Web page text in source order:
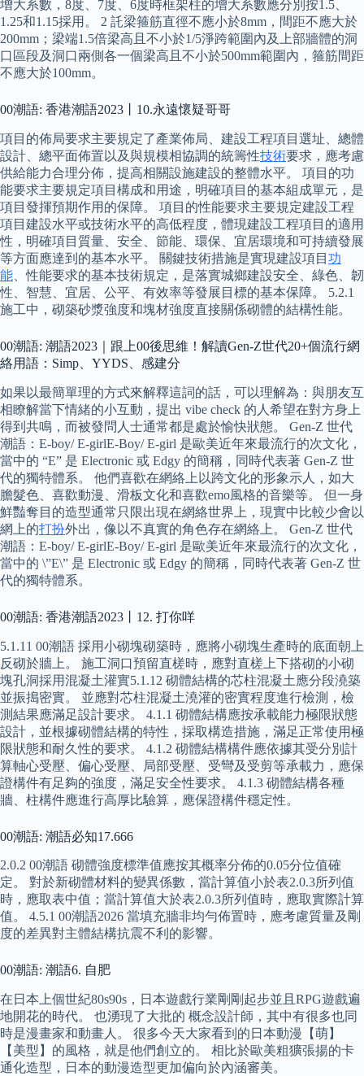
增大系數，8度、7度、6度時框架柱的增大系數應分別按1.5、
1.25和1.15採用。 2 託梁箍筋直徑不應小於8mm，間距不應大於
200mm；梁端1.5倍梁高且不小於1/5淨跨範圍內及上部牆體的洞
口區段及洞口兩側各一個梁高且不小於500mm範圍內，箍筋間距
不應大於100mm。
00潮語: 香港潮語2023丨10.永遠懷疑哥哥
項目的佈局要求主要規定了產業佈局、建設工程項目選址、總體
設計、總平面佈置以及與規模相協調的統籌性技術要求，應考慮
供給能力合理分佈，提高相關設施建設的整體水平。 項目的功
能要求主要規定項目構成和用途，明確項目的基本組成單元，是
項目發揮預期作用的保障。 項目的性能要求主要規定建設工程
項目建設水平或技術水平的高低程度，體現建設工程項目的適用
性，明確項目質量、安全、節能、環保、宜居環境和可持續發展
等方面應達到的基本水平。 關鍵技術措施是實現建設項目 功
能 、性能要求的基本技術規定，是落實城鄉建設安全、綠色、韌
性、智慧、宜居、公平、有效率等發展目標的基本保障。 5.2.1
施工中，砌築砂漿強度和塊材強度直接關係砌體的結構性能。
00潮語: 潮語2023｜跟上00後思維！解讀Gen-Z世代20+個流行網
絡用語：Simp、YYDS、感建分
如果以最簡單理的方式來解釋這詞的話，可以理解為：與朋友互
相瞭解當下情緒的小互動，提出 vibe check 的人希望在對方身上
得到共鳴，而被發問人士通常都是處於愉快狀態。 Gen-Z 世代
潮語：E-boy/ E-girlE-Boy/ E-girl 是歐美近年來最流行的次文化，
當中的 “E” 是 Electronic 或 Edgy 的簡稱，同時代表著 Gen-Z 世
代的獨特體系。 他們喜歡在網絡上以跨文化的形象示人，如大
膽髮色、喜歡動漫、滑板文化和喜歡emo風格的音樂等。 但一身
鮮豔奪目的造型通常只限出現在網絡世界上，現實中比較少會以
網上的打扮外出，像以不真實的角色存在網絡上。 Gen-Z 世代
潮語：E-boy/ E-girlE-Boy/ E-girl 是歐美近年來最流行的次文化，
當中的 \”E\” 是 Electronic 或 Edgy 的簡稱，同時代表著 Gen-Z 世
代的獨特體系。
00潮語: 香港潮語2023丨12. 打你咩
5.1.11 00潮語 採用小砌塊砌築時，應將小砌塊生產時的底面朝上
反砌於牆上。 施工洞口預留直槎時，應對直槎上下搭砌的小砌
塊孔洞採用混凝土灌實5.1.12 砌體結構的芯柱混凝土應分段澆築
並振搗密實。 並應對芯柱混凝土澆灌的密實程度進行檢測，檢
測結果應滿足設計要求。 4.1.1 砌體結構應按承載能力極限狀態
設計，並根據砌體結構的特性，採取構造措施，滿足正常使用極
限狀態和耐久性的要求。 4.1.2 砌體結構構件應依據其受分別計
算軸心受壓、偏心受壓、局部受壓、受彎及受剪等承載力，應保
證構件有足夠的強度，滿足安全性要求。 4.1.3 砌體結構各種
牆、柱構件應進行高厚比驗算，應保證構件穩定性。
00潮語: 潮語必知17.666
2.0.2 00潮語 砌體強度標準值應按其概率分佈的0.05分位值確
定。 對於新砌體材料的變異係數，當計算值小於表2.0.3所列值
時，應取表中值；當計算值大於表2.0.3所列值時，應取實際計算
值。 4.5.1 00潮語2026 當填充牆非均勻佈置時，應考慮質量及剛
度的差異對主體結構抗震不利的影響。
00潮語: 潮語6. 自肥
在日本上個世紀80s90s，日本遊戲行業剛剛起步並且RPG遊戲遍
地開花的時代。 也湧現了大批的 概念設計師，其中有很多也同
時是漫畫家和動畫人。 很多今天大家看到的日本動漫【萌】
【美型】的風格，就是他們創立的。 相比於歐美粗獷張揚的卡
通化造型，日本的動漫造型更加偏向於內涵審美。